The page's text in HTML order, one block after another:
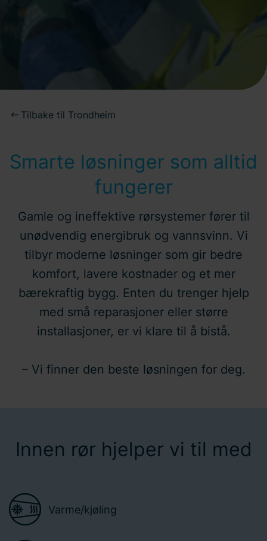
Tilbake til Trondheim
Smarte løsninger som alltid
fungerer
Gamle og ineffektive rørsystemer fører til
unødvendig energibruk og vannsvinn. Vi
tilbyr moderne løsninger som gir bedre
komfort, lavere kostnader og et mer
bærekraftig bygg. Enten du trenger hjelp
med små reparasjoner eller større
installasjoner, er vi klare til å bistå.
– Vi finner den beste løsningen for deg.
Innen rør hjelper vi til med
Varme/kjøling